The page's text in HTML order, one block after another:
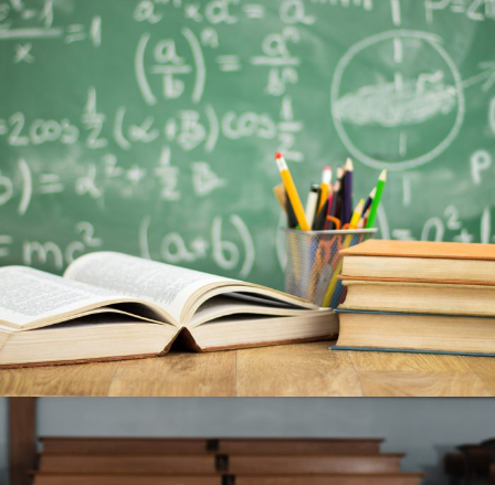
6 DE JUNIO DE 2016
BY SECUREADMIN_WP9K3